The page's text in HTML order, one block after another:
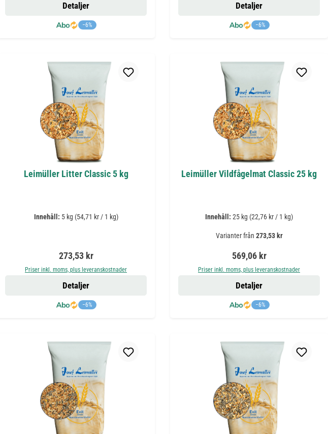
−6%
Detaljer
−6%
Detaljer
Leimüller Litter Classic 5 kg
Innehåll: 5 kg (54,71 kr / 1 kg)
Ordinarie pris:
273,53 kr
Priser inkl. moms, plus leveranskostnader
−6%
Detaljer
Leimüller Vildfågelmat Classic 25 kg
Innehåll: 25 kg (22,76 kr / 1 kg)
Varianter från 273,53 kr
Ordinarie pris:
569,06 kr
Priser inkl. moms, plus leveranskostnader
−6%
Detaljer